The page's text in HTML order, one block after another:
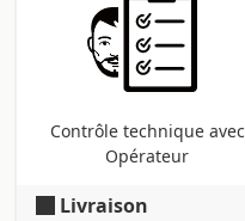
Contrôle technique avec
Opérateur
Livraison